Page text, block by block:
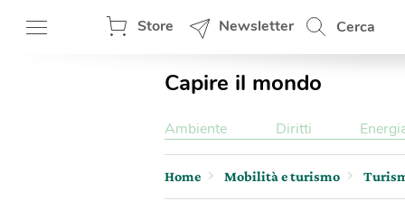
Store Newsletter Cerca
Capire il mondo
Ambiente Diritti
Home Mobilità e turismo